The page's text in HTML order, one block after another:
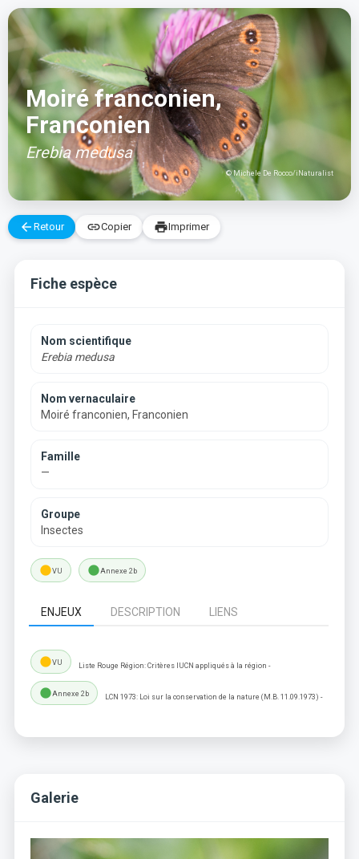
Aller
au
contenu
Moiré franconien,
Franconien
Erebia medusa
© Michele De Rocco/iNaturalist
arrow_back Retour linkCopier printImprimer
Fiche espèce
Nom scientifique
Erebia medusa
Nom vernaculaire
Moiré franconien, Franconien
Famille
—
Groupe
Insectes
lensVU lensAnnexe 2b
ENJEUX DESCRIPTION LIENS
lensVU Liste Rouge Région: Critères IUCN appliqués à la région -
lensAnnexe 2b LCN 1973: Loi sur la conservation de la nature (M.B. 11.09.1973) -
Galerie
Previous